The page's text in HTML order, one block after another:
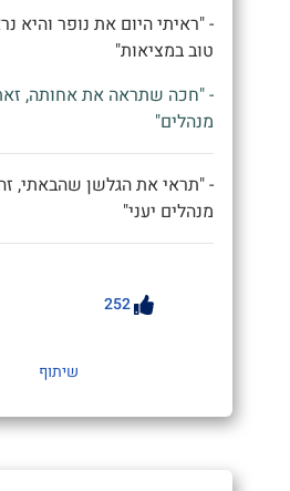
- "ראיתי היום את נופר והיא
טוב במציאות"
- "חכה שתראה את אחותה,
מנהלים"
- "תראי את הגלשן שהבאתי,
מנהלים יעני"
252
שיתוף